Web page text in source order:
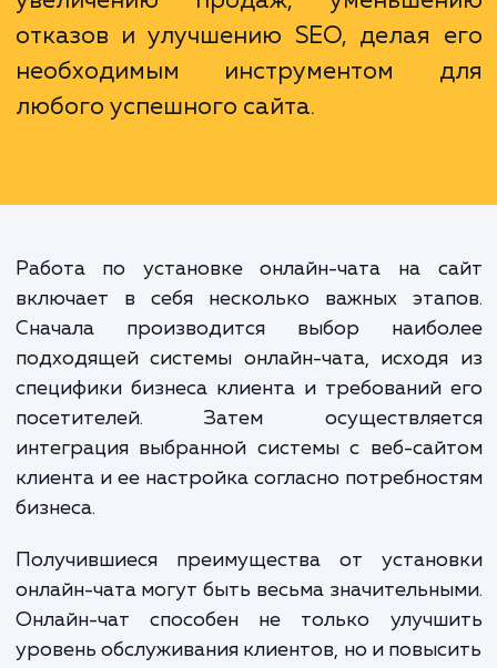
Установка онлайн-чата на
отказов и улучшению SEO, делая
необходимым инструментом
любого успешного сайта.
Работа по установке онлайн-чата на
включает в себя несколько важных
Сначала производится выбор
подходящей системы онлайн-чата,
специфики бизнеса клиента и требований